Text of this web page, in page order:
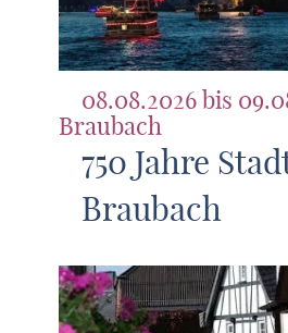
08.08.2026 bis
Braubach
750 Jahre
Braubach